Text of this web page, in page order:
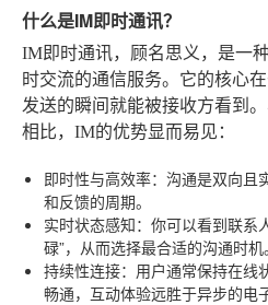
什么是IM即时通讯？
IM即时通讯，顾名思义，是一
时交流的通信服务。它的核心
发送的瞬间就能被接收方看到
相比，IM的优势显而易见：
即时性与高效率：沟通是双向且
和反馈的周期。
实时状态感知：你可以看到联系
碌”，从而选择最合适的沟通时机。
持续性连接：用户通常保持在线
畅通，互动体验远胜于异步的电